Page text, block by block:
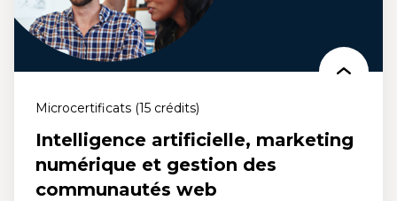
Microcertificats (15 crédits)
Intelligence artificielle, marketing
numérique et gestion des
communautés web